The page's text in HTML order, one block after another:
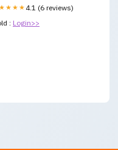
4.1 (6 reviews)
: Login>>